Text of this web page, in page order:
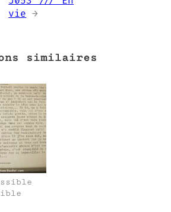
vie →
similaires